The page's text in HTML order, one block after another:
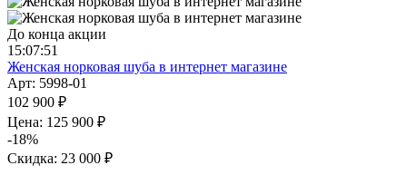
До конца акции
15:07:50
Женская норковая шуба в интернет магазине
Арт: 5998-01
102 900 ₽
Цена: 125 900 ₽
-18%
Скидка: 23 000 ₽